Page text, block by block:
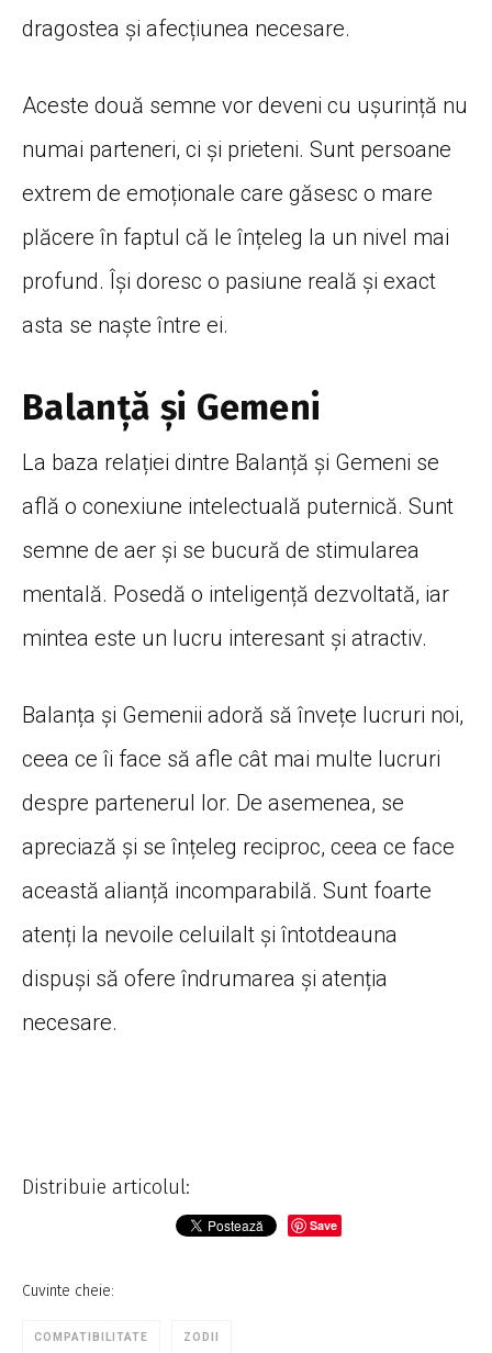
dragostea și afecțiunea necesare.
Aceste două semne vor deveni cu ușurință nu
numai parteneri, ci și prieteni. Sunt persoane
extrem de emoționale care găsesc o mare
plăcere în faptul că le înțeleg la un nivel mai
profund. Își doresc o pasiune reală și exact
asta se naște între ei.
Balanţă şi Gemeni
La baza relației dintre Balanță și Gemeni se
află o conexiune intelectuală puternică. Sunt
semne de aer și se bucură de stimularea
mentală. Posedă o inteligență dezvoltată, iar
mintea este un lucru interesant și atractiv.
Balanța și Gemenii adoră să învețe lucruri noi,
ceea ce îi face să afle cât mai multe lucruri
despre partenerul lor. De asemenea, se
apreciază și se înțeleg reciproc, ceea ce face
această alianță incomparabilă. Sunt foarte
atenți la nevoile celuilalt și întotdeauna
dispuși să ofere îndrumarea și atenția
necesare.
Distribuie articolul:
Save
Cuvinte cheie:
COMPATIBILITATE ZODII